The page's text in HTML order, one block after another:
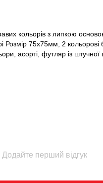
кольорів з липкою
Розмір 75х75мм, 2 кольорові
асорті, футляр із штучної
Додайте перший відгук